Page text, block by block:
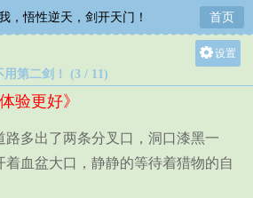
，悟性逆天，剑开天门！ 首页
设置
中
小
第二剑！ (3 / 11)
验更好》
多出了两条分叉口，洞口漆黑一
着血盆大口，静静的等待着猎物的自